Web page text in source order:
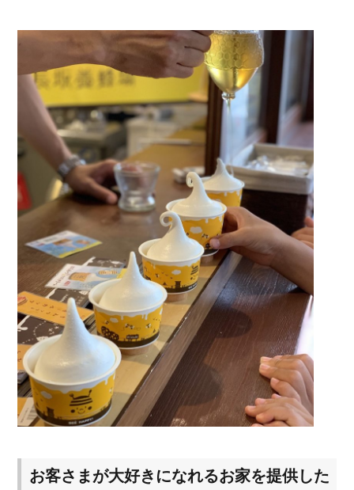
お客さまが大好きになれるお家を提供した